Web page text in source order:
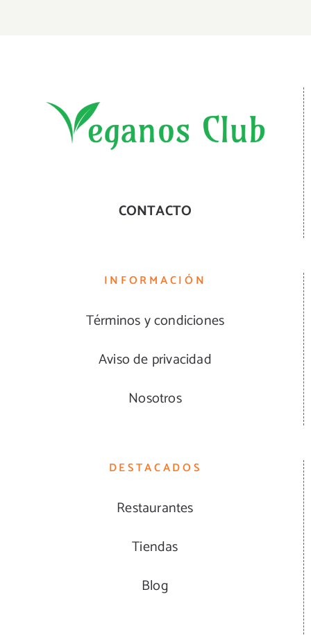
CONTACTO
INFORMACIÓN
Términos y condiciones
Aviso de privacidad
Nosotros
DESTACADOS
Restaurantes
Tiendas
Blog